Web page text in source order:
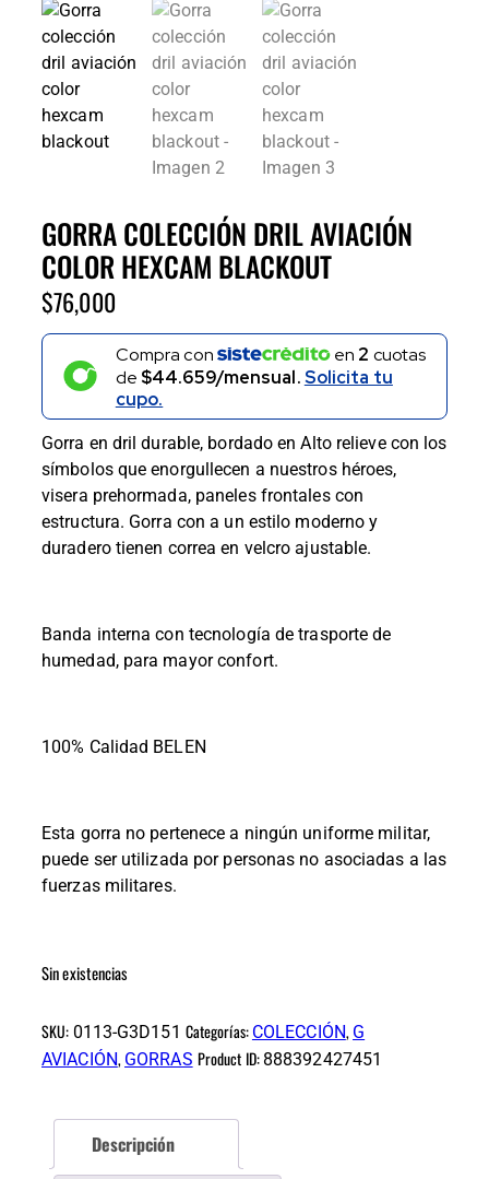
GORRA COLECCIÓN DRIL AVIACIÓN
COLOR HEXCAM BLACKOUT
$76,000
Compra con en 2 cuotas
de $44.659/mensual.Solicita tu
cupo.
Gorra en dril durable, bordado en Alto relieve con los
símbolos que enorgullecen a nuestros héroes,
visera prehormada, paneles frontales con
estructura. Gorra con a un estilo moderno y
duradero tienen correa en velcro ajustable.
Banda interna con tecnología de trasporte de
humedad, para mayor confort.
100% Calidad BELEN
Esta gorra no pertenece a ningún uniforme militar,
puede ser utilizada por personas no asociadas a las
fuerzas militares.
Sin existencias
SKU: 0113-G3D151 Categorías: COLECCIÓN, G
AVIACIÓN, GORRAS Product ID: 888392427451
Descripción